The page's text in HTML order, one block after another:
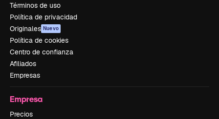
Términos de uso
Política de privacidad
Originales Nuevo
Política de cookies
Centro de confianza
Afiliados
Empresas
Empresa
Precios